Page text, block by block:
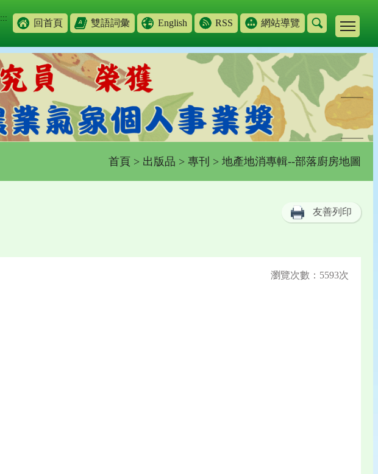
::: 回首頁 雙語詞彙 English RSS 網站導覽
首頁 > 出版品 > 專刊 > 地產地消專輯--部落廚房地圖
友善列印
瀏覽次數：5593次